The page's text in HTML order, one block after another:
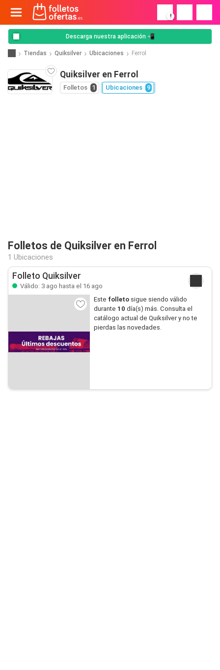
!
Descarga nuestra aplicación 📲
Tiendas Quiksilver Ubicaciones Ferrol
Quiksilver en Ferrol
Folletos 1 Ubicaciones 9
Folletos de Quiksilver en Ferrol
1 Ubicaciones
Folleto Quiksilver
Válido: 3 ago hasta el 16 ago
Este folletosigue siendo válido
durante 10 día(s) más. Consulta el
catálogo actual de Quiksilver y no te
pierdas las novedades.